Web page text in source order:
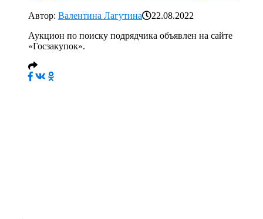
Автор: Валентина Лагутина
22.08.2022
Аукцион по поиску подрядчика объявлен на сайте
«Госзакупок».